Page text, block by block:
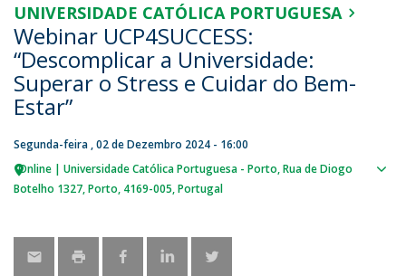
UNIVERSIDADE CATÓLICA PORTUGUESA
Webinar UCP4SUCCESS:
“Descomplicar a Universidade:
Superar o Stress e Cuidar do Bem-
Estar”
Segunda-feira , 02 de Dezembro 2024 - 16:00
Online | Universidade Católica Portuguesa - Porto Rua de Diogo
Botelho 1327 Porto 4169-005 Portugal